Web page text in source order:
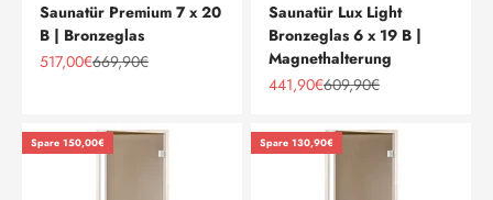
Saunatür Premium 7 x 20
B | Bronzeglas
Angebot
517,00€Regulärer Preis
669,90€
Saunatür Lux Light
Bronzeglas 6 x 19 B |
Magnethalterung
Angebot
441,90€Regulärer Preis
609,90€
Spare 150,00€ Spare 130,90€